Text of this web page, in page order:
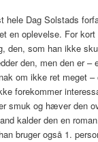
hele Dag Solstads
en oplevelse. For
den, som han ikke
den, men den er –
om ikke ret meget
forekommer
smuk og hæver den
kalder den en
bruger også 1.